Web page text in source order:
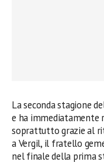
La seconda stagione
e ha immediatamente
soprattutto grazie al
a Vergil, il fratello
nel finale della prima